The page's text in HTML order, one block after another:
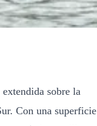
sobre la
Con una superficie